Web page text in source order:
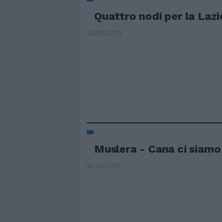
Quattro nodi per la
26/06/2011
Muslera - Cana ci siamo
19/06/2011